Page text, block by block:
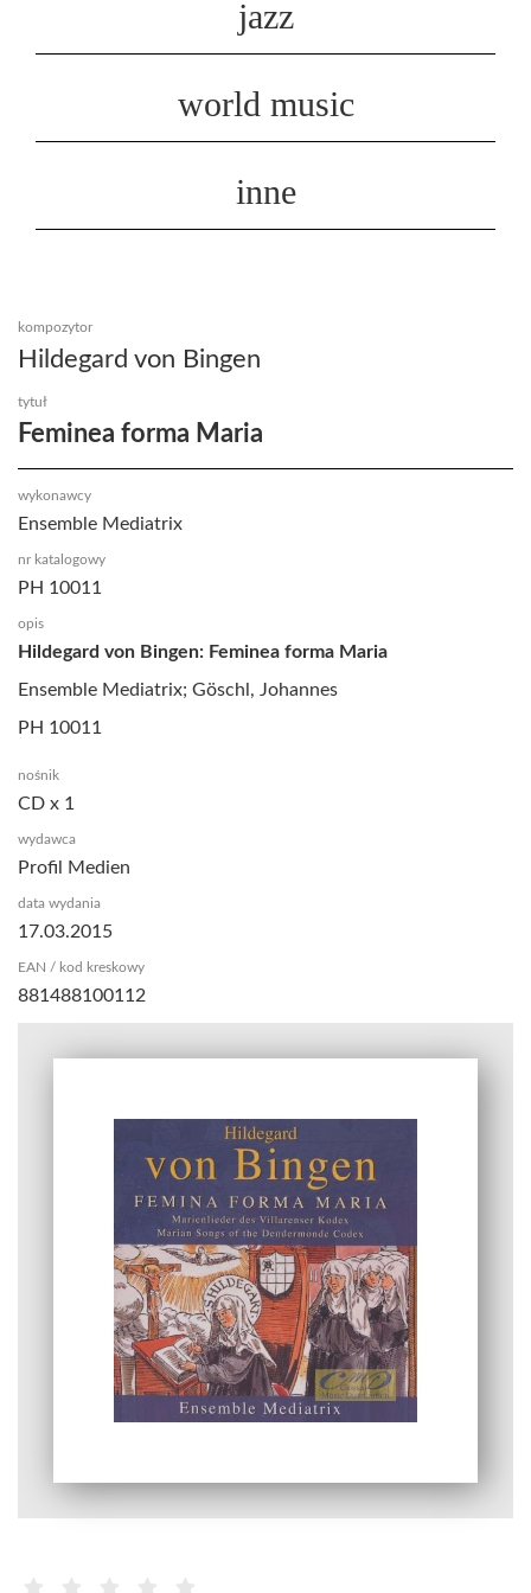
jazz
world music
inne
kompozytor
Hildegard von Bingen
tytuł
Feminea forma Maria
wykonawcy
Ensemble Mediatrix
nr katalogowy
PH 10011
opis
Hildegard von Bingen: Feminea forma Maria
Ensemble Mediatrix; Göschl, Johannes
PH 10011
nośnik
CD x 1
wydawca
Profil Medien
data wydania
17.03.2015
EAN / kod kreskowy
881488100112